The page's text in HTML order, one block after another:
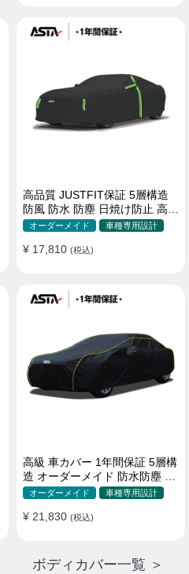
高品質 JUSTFIT保証 5層構造
防風 防水 防塵 日焼け防止 高級
ボディカバー
オーダーメイド 車種専用設計
¥ 17,810 (税込)
高級 車カバー 1年間保証 5層構
造 オーダーメイド 防水防塵 裏
起毛 車種専用
オーダーメイド 車種専用設計
¥ 21,830 (税込)
ボディカバー一覧 ＞